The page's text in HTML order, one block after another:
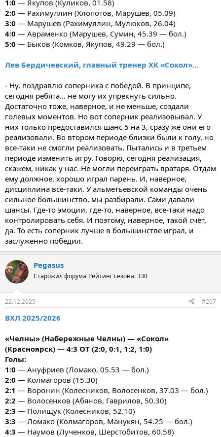
1:0 — Якупов (Куликов, 01.58)
2:0 — Рахимуллин (Хлопотов, Марушев, 05.09)
3:0 — Марушев (Рахимуллин, Мулюков, 26.04)
4:0 — Авраменко (Марушев, Сумин, 45.39 — бол.)
5:0 — Быков (Комков, Якупов, 49.29 — бол.)
Лев Бердичевский, главный тренер ХК «Сокол»...
- Ну, поздравлю соперника с победой. В принципе,
сегодня ребята… не могу их упрекнуть сильно.
Достаточно тоже, наверное, и не меньше, создали
голевых моментов. Но вот соперник реализовывал. У
них только предоставился шанс 5 на 3, сразу же они его
реализовали. Во втором периоде близки были к голу, но
все-таки не смогли реализовать. Пытались и в третьем
периоде изменить игру. Говорю, сегодня реализация,
скажем, никак у нас. Не могли переиграть вратаря. Отдам
ему должное, хорошо играл парень. И, наверное,
дисциплина все-таки. У альметьевской команды очень
сильное большинство, мы разбирали. Сами давали
шансы. Где-то эмоции, где-то, наверное, все-таки надо
контролировать себя. И поэтому, наверное, такой счет,
да. То есть соперник лучше в большинстве играл, и
заслуженно победил.
Pegasus
Старожил форума Рейтинг сезона: 330
22.12.2025 #207
ВХЛ 2025/2026
«Челны» (Набережные Челны) — «Сокол»
(Красноярск) — 4:3 ОТ (2:0, 0:1, 1:2, 1:0)
Голы:
1:0 — Ануфриев (Ломако, 05.53 — бол.)
2:0 — Колмагоров (15.30)
2:1 — Воронин (Колесников, Волосенков, 37.03 — бол.)
2:2 — Волосенков (Абянов, Гаврилов, 50.30)
2:3 — Полищук (Колесников, 52.10)
3:3 — Ломако (Колмагоров, Манукян, 54.25 — бол.)
4:3 — Наумов (Лученков, Шерстобитов, 60.58)